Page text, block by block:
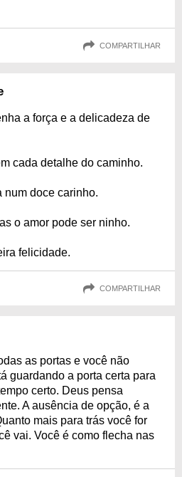
COMPARTILHAR
a força e a delicadeza de
cada detalhe do caminho.
num doce carinho.
o amor pode ser ninho.
felicidade.
COMPARTILHAR
as portas e você não
guardando a porta certa para
certo. Deus pensa
A ausência de opção, é a
mais para trás você for
vai. Você é como flecha nas